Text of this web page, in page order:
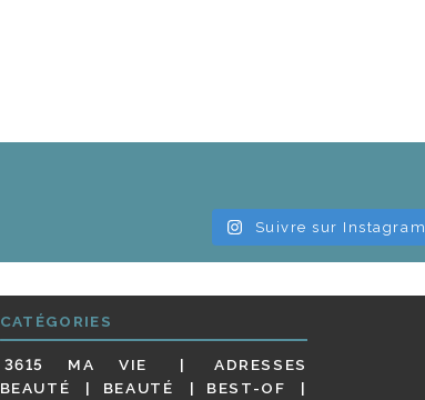
Suivre sur Instagram
CATÉGORIES
3615 MA VIE
ADRESSES
BEAUTÉ
BEAUTÉ
BEST-OF